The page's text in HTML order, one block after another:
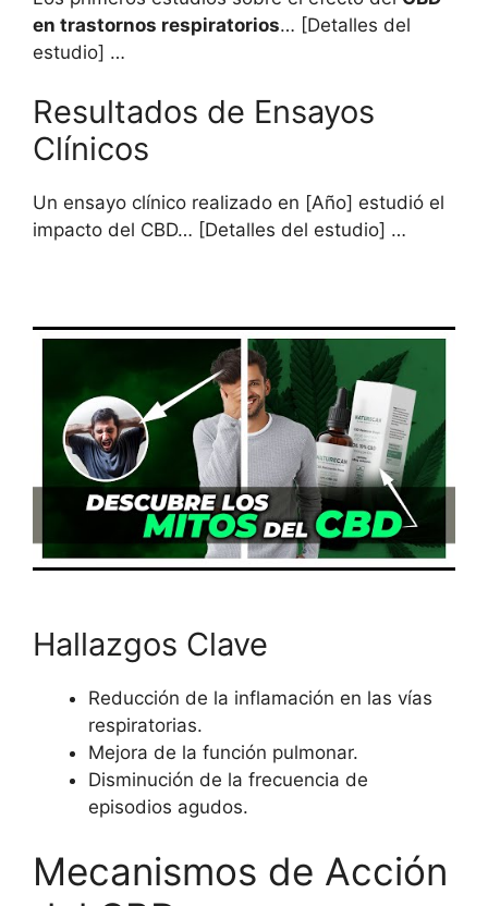
en trastornos respiratorios… [Detalles del
estudio] …
Resultados de Ensayos
Clínicos
Un ensayo clínico realizado en [Año] estudió el
impacto del CBD… [Detalles del estudio] …
Hallazgos Clave
Reducción de la inflamación en las vías
respiratorias.
Mejora de la función pulmonar.
Disminución de la frecuencia de
episodios agudos.
Mecanismos de Acción